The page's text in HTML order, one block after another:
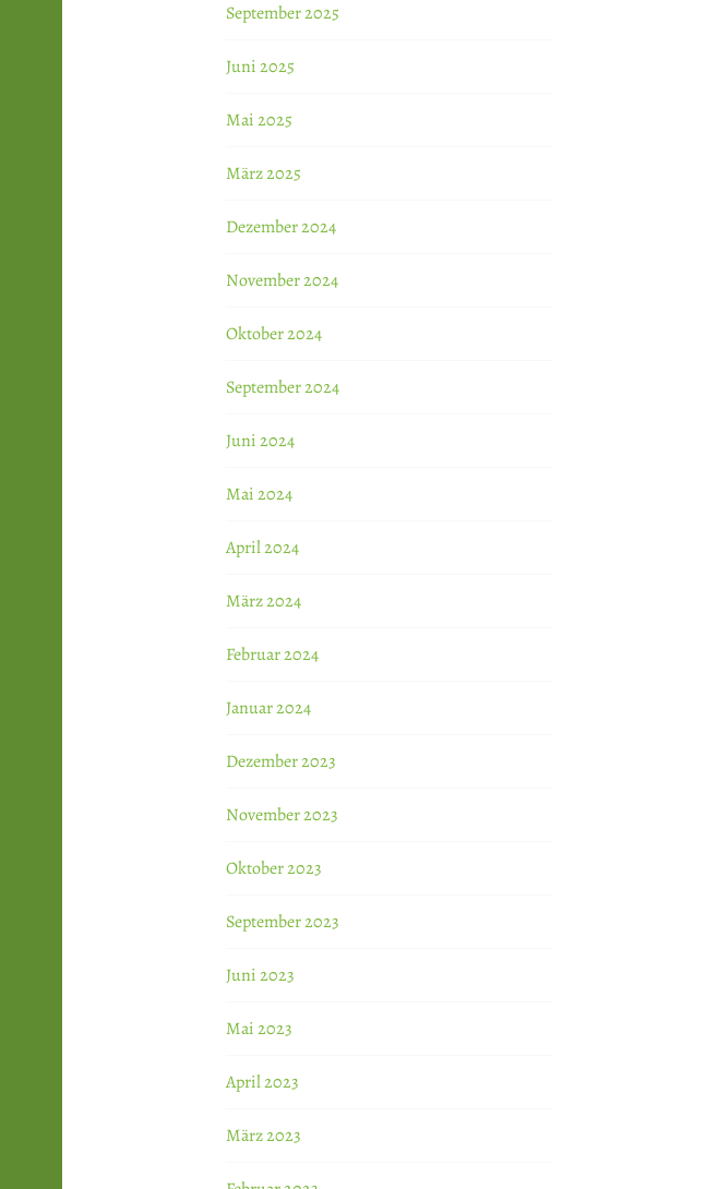
September 2025
Juni 2025
Mai 2025
März 2025
Dezember 2024
November 2024
Oktober 2024
September 2024
Juni 2024
Mai 2024
April 2024
März 2024
Februar 2024
Januar 2024
Dezember 2023
November 2023
Oktober 2023
September 2023
Juni 2023
Mai 2023
April 2023
März 2023